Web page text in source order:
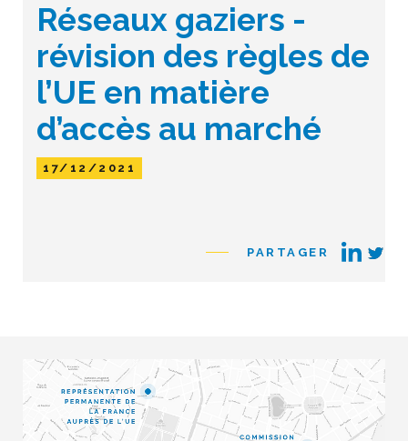
Réseaux gaziers -
révision des règles de
l’UE en matière
d’accès au marché
17/12/2021
PARTAGER